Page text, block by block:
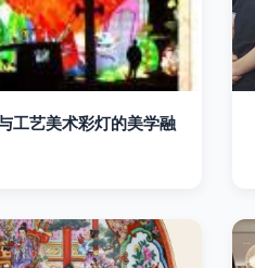
工艺美术彩灯的美学融